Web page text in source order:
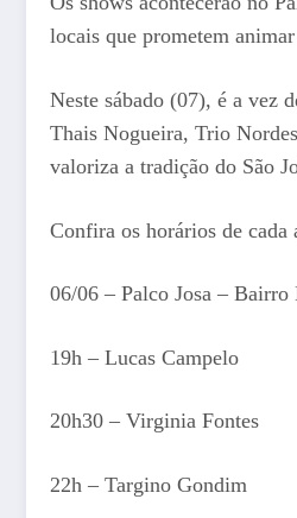
locais que prometem
Neste sábado (07), é a vez
Thais Nogueira, Trio
valoriza a tradição do São
Confira os horários de cada
06/06 – Palco Josa – Bairro
19h – Lucas Campelo
20h30 – Virginia Fontes
22h – Targino Gondim